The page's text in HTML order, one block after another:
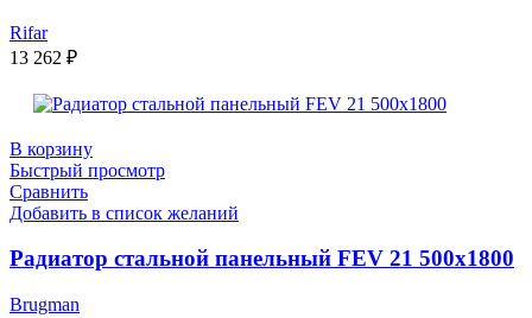
Rifar
13 262 ₽
В корзину
Быстрый просмотр
Сравнить
Добавить в список желаний
Радиатор стальной панельный FEV 21 500х1800
Brugman